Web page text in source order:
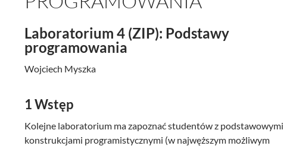
Laboratorium 4 (ZIP): Podstawy
programowania
Wojciech Myszka
1Wstęp
Kolejne laboratorium ma zapoznać studentów z podstawowymi
konstrukcjami programistycznymi (w najwęższym możliwym